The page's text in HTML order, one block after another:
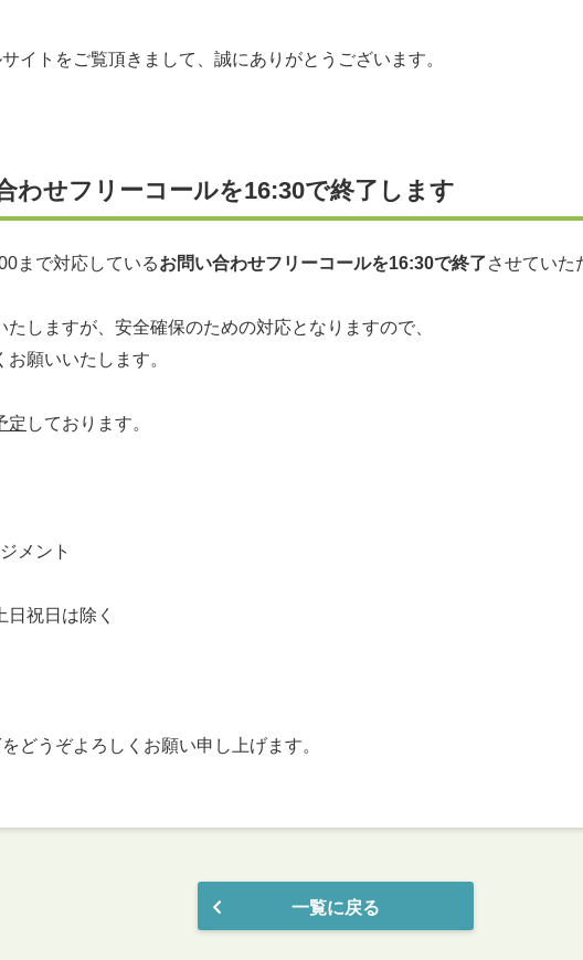
イトをご覧頂きまして、誠にありがとうございます。
せフリーコールを16:30で終了します
まで対応しているお問い合わせフリーコールを16:30で終了させていた
しますが、安全確保のための対応となりますので、
願いいたします。
定 しております。
メント
祝日は除く
どうぞよろしくお願い申し上げます。
一覧に戻る